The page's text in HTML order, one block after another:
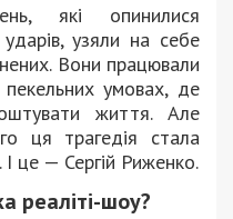
які опинилися
узяли на себе
Вони працювали
умовах, де
життя. Але
ця трагедія стала
це — Сергій Риженко.
реаліті-шоу?